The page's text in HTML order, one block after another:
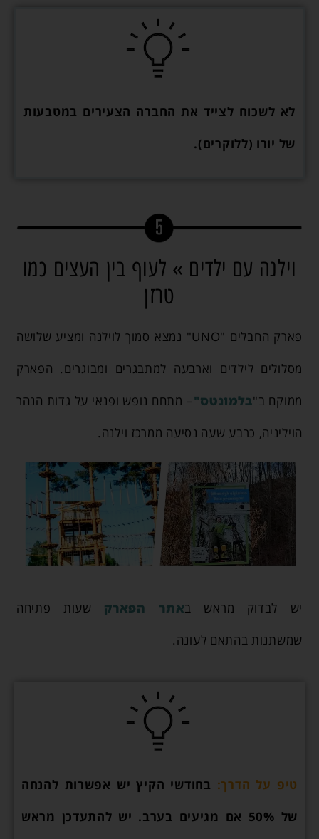
לא לשכוח לצייד את החברה הצעירים במטבעות
של יורו (ללוקרים).
וילנה עם ילדים » לעוף בין העצים כמו
טרזן
פארק החבלים "UNO" נמצא סמוך לוילנה ומציע שלושה
מסלולים לילדים וארבעה למתבגרים ומבוגרים. הפארק
ממוקם ב"בלמונטס"– מתחם נופש ופנאי על גדות הנהר
הויליניה, כרבע שעה נסיעה ממרכז וילנה.
יש לבדוק מראש באתר הפארק שעות פתיחה
שמשתנות בהתאם לעונה.
טיפ על הדרך: בחודשי הקיץ יש אפשרות להנחה
של 50% אם מגיעים בערב. יש להתעדכן מראש